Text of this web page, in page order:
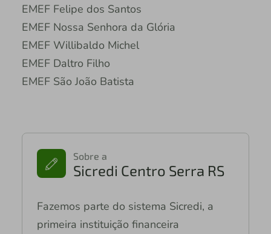
EMEF Felipe dos Santos
EMEF Nossa Senhora da Glória
EMEF Willibaldo Michel
EMEF Daltro Filho
EMEF São João Batista
Sobre a
Sicredi Centro Serra RS
Fazemos parte do sistema Sicredi, a
primeira instituição financeira